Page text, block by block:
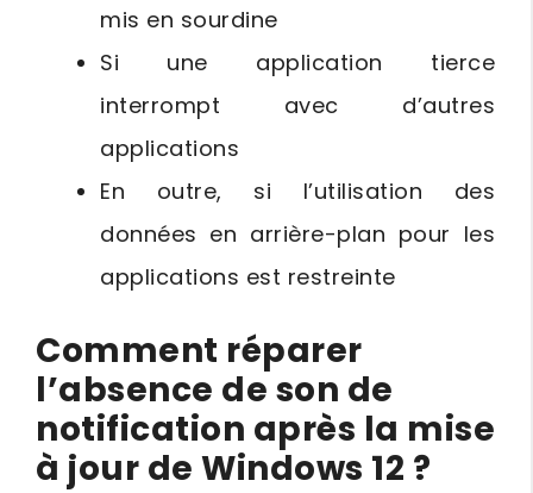
mis en sourdine
Si une application tierce
interrompt avec d’autres
applications
En outre, si l’utilisation des
données en arrière-plan pour les
applications est restreinte
Comment réparer
l’absence de son de
notification après la mise
à jour de Windows 12 ?